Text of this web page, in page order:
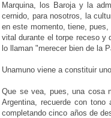
Marquina, los Baroja y la
cernido, para nosotros, la
en este momento, tiene,
vital durante el torpe receso y
lo llaman "merecer bien de la
Unamuno viene a constituir
Que se vea, pues, una cosa
Argentina, recuerde con
completando cinco años de